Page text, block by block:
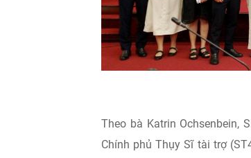
Theo bà Katrin Ochsenbein,
Chính phủ Thụy Sĩ tài trợ